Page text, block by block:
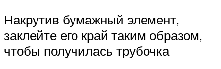
Накрутив бумажный элемент,
заклейте его край таким образом,
чтобы получилась трубочка